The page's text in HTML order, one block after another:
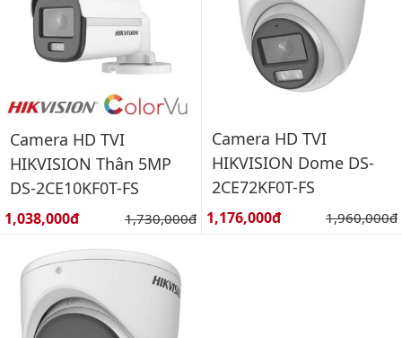
Camera HD TVI
HIKVISION Thân 5MP
DS-2CE10KF0T-FS
Giá bán:
1,038,000đ Giá gốc:
1,730,000đ
Camera HD TVI
HIKVISION Dome DS-
2CE72KF0T-FS
Giá bán:
1,176,000đ Giá gốc:
1,960,000đ